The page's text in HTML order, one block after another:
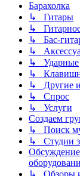
Барахолка
↳ Гитары
↳
↳ Бас-
↳
↳ Ударные
↳
↳ Другие
↳ Спрос
↳ Услуги
Создаем
↳ Поиск
↳ Студии